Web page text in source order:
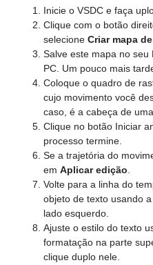
Inicie o VSDC e faça
Clique com o botão
selecione Criar mapa
Salve este mapa no seu
PC. Um pouco mais
Coloque o quadro de
cujo movimento você
caso, é a cabeça de
Clique no botão Iniciar
processo termine.
Se a trajetória do
em Aplicar edição
Volte para a linha do
objeto de texto usando
lado esquerdo.
Ajuste o estilo do texto
formatação na parte
clique duplo nele.